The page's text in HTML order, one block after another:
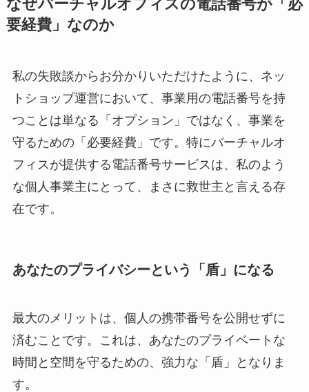
なぜバーチャルオフィスの電話番号が「必
要経費」なのか
私の失敗談からお分かりいただけたように、ネッ
トショップ運営において、事業用の電話番号を持
つことは単なる「オプション」ではなく、事業を
守るための「必要経費」です。特にバーチャルオ
フィスが提供する電話番号サービスは、私のよう
な個人事業主にとって、まさに救世主と言える存
在です。
あなたのプライバシーという「盾」になる
最大のメリットは、個人の携帯番号を公開せずに
済むことです。これは、あなたのプライベートな
時間と空間を守るための、強力な「盾」となりま
す。